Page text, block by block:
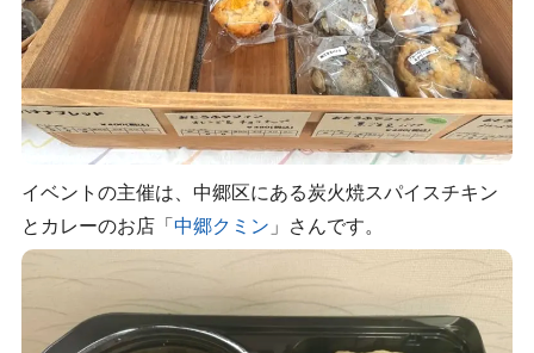
イベントの主催は、中郷区にある炭火焼スパイスチキン
とカレーのお店「 中郷クミン 」さんです。